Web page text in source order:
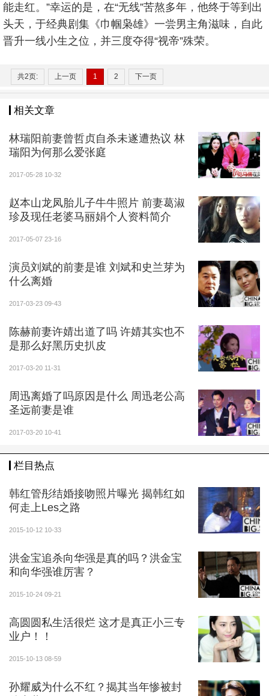
能走红。”幸运的是，在“无线”苦熬多年，他终于等到出
头天，于经典剧集《巾帼枭雄》一尝男主角滋味，自此
晋升一线小生之位，并三度夺得“视帝”殊荣。
共2页: 上一页 1 2 下一页
相关文章
林瑞阳前妻曾哲贞自杀未遂遭热议 林
瑞阳为何那么爱张庭
2017-05-28 10-32
赵本山龙凤胎儿子牛牛照片 前妻葛淑
珍及现任老婆马丽娟个人资料简介
2017-05-07 23-16
演员刘斌的前妻是谁 刘斌和史兰芽为
什么离婚
2017-03-23 09-43
陈赫前妻许婧出道了吗 许婧其实也不
是那么好黑历史扒皮
2017-03-20 11-31
周迅离婚了吗原因是什么 周迅老公高
圣远前妻是谁
2017-03-20 10-41
栏目热点
韩红管彤结婚接吻照片曝光 揭韩红如
何走上Les之路
2015-10-12 10-33
洪金宝追杀向华强是真的吗？洪金宝
和向华强谁厉害？
2015-10-24 09-21
高圆圆私生活很烂 这才是真正小三专
业户！！
2015-10-13 08-59
孙耀威为什么不红？揭其当年惨被封